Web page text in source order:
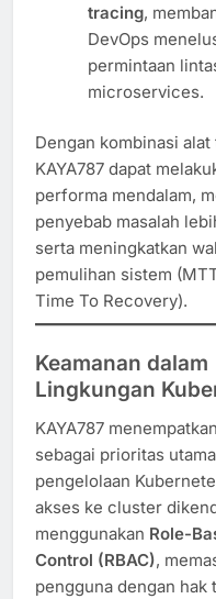
tracing,
DevOps
permintaan
microservices.
Dengan kombinasi
KAYA787 dapat
performa mendalam,
penyebab masalah
serta meningkatkan
pemulihan sistem
Time To Recovery).
Keamanan dalam
Lingkungan
KAYA787 menempatkan
sebagai prioritas
pengelolaan
akses ke cluster
menggunakan Role-
Control (RBAC),
pengguna dengan hak